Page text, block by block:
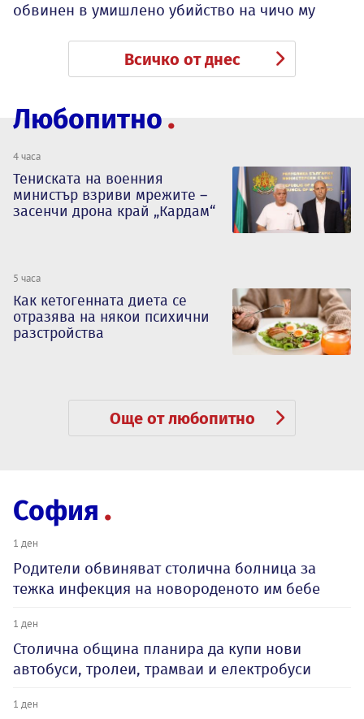
обвинен в умишлено убийство на чичо му
Всичко от днес
Любопитно
4 часа
Тениската на военния
министър взриви мрежите –
засенчи дрона край „Кардам“
5 часа
Как кетогенната диета се
отразява на някои психични
разстройства
Още от любопитно
София
1 ден
Родители обвиняват столична болница за
тежка инфекция на новороденото им бебе
1 ден
Столична община планира да купи нови
автобуси, тролеи, трамваи и електробуси
1 ден